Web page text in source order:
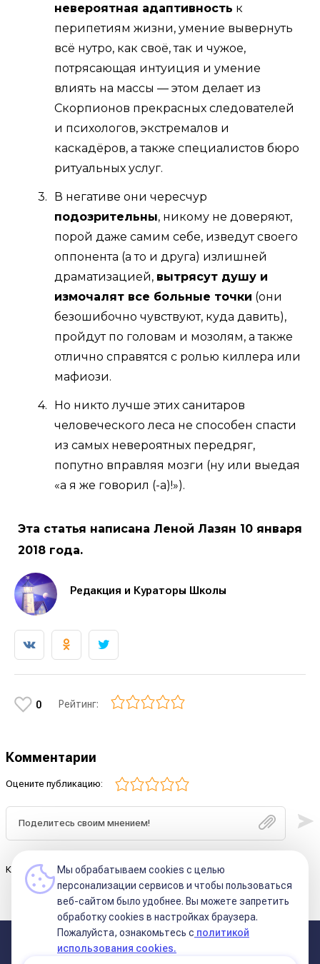
невероятная адаптивность к
перипетиям жизни, умение вывернуть
всё нутро, как своё, так и чужое,
потрясающая интуиция и умение
влиять на массы — этом делает из
Скорпионов прекрасных следователей
и психологов, экстремалов и
каскадёров, а также специалистов бюро
ритуальных услуг.
В негативе они чересчур
подозрительны, никому не доверяют,
порой даже самим себе, изведут своего
оппонента (а то и друга) излишней
драматизацией, вытрясут душу и
измочалят все больные точки (они
безошибочно чувствуют, куда давить),
пройдут по головам и мозолям, а также
отлично справятся с ролью киллера или
мафиози.
Но никто лучше этих санитаров
человеческого леса не способен спасти
из самых невероятных передряг,
попутно вправляя мозги (ну или выедая
«а я же говорил (-а)!»).
Эта статья написана Леной Лазян 10 января
2018 года.
Редакция и Кураторы Школы
0 Рейтинг:
Комментарии
Оцените публикацию:
Комментариев к этой статье ещё нет.
О нас
Курсы Школы
Статьи
Мы обрабатываем cookies с целью
персонализации сервисов и чтобы пользоваться
веб-сайтом было удобнее. Вы можете запретить
обработку сookies в настройках браузера.
Пожалуйста, ознакомьтесь с политикой
использования cookies.